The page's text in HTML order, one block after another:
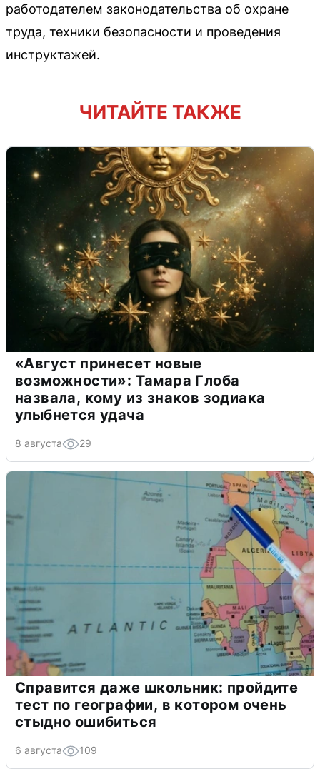
работодателем законодательства об охране
труда, техники безопасности и проведения
инструктажей.
ЧИТАЙТЕ ТАКЖЕ
«Август принесет новые
возможности»: Тамара Глоба
назвала, кому из знаков зодиака
улыбнется удача
8 августа 29
Справится даже школьник: пройдите
тест по географии, в котором очень
стыдно ошибиться
6 августа 109